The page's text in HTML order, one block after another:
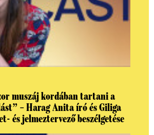
muszáj kordában tartani a
– Harag Anita író és Giliga
és jelmeztervező beszélgetése